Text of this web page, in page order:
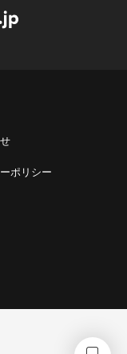
ポリシー